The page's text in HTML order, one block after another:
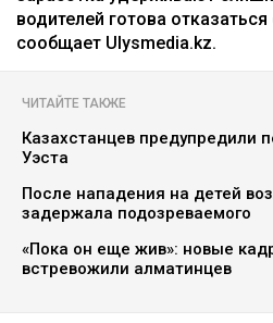
водителей готова
сообщает Ulysmedia.kz.
ЧИТАЙТЕ ТАКЖЕ
Казахстанцев предупредили
Уэста
После нападения на детей
задержала подозреваемого
«Пока он еще жив»: новые
встревожили алматинцев